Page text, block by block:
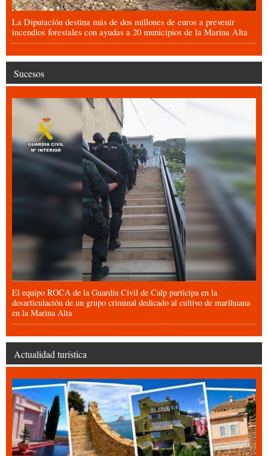
La Diputación destina más de dos millones de euros a prevenir
incendios forestales con ayudas a 20 municipios de la Marina Alta
Sucesos
El equipo ROCA de la Guardia Civil de Calp participa en la
desarticulación de un grupo criminal dedicado al cultivo de marihuana
en la Marina Alta
Actualidad turística